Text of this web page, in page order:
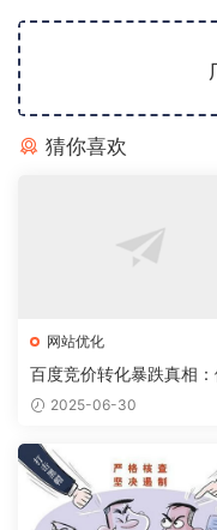
猜你喜欢
网站优化
百度竞价转化暴跌真相：
量or企业自身缺陷？深度
2025-06-30